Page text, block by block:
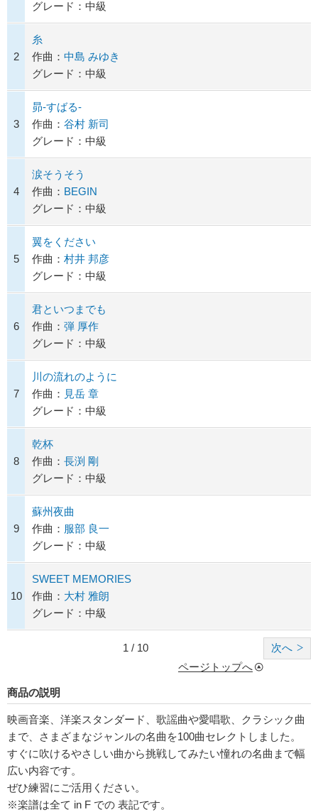
グレード：中級
2
糸
作曲： 中島 みゆき
グレード：中級
3
昴-すばる-
作曲： 谷村 新司
グレード：中級
4
涙そうそう
作曲： BEGIN
グレード：中級
5
翼をください
作曲： 村井 邦彦
グレード：中級
6
君といつまでも
作曲： 弾 厚作
グレード：中級
7
川の流れのように
作曲： 見岳 章
グレード：中級
8
乾杯
作曲： 長渕 剛
グレード：中級
9
蘇州夜曲
作曲： 服部 良一
グレード：中級
10
SWEET MEMORIES
作曲： 大村 雅朗
グレード：中級
次へ
1 / 10
ページトップへ
商品の説明
映画音楽、洋楽スタンダード、歌謡曲や愛唱歌、クラシック曲
まで、さまざまなジャンルの名曲を100曲セレクトしました。
すぐに吹けるやさしい曲から挑戦してみたい憧れの名曲まで幅
広い内容です。
ぜひ練習にご活用ください。
※楽譜は全て in F での 表記です。